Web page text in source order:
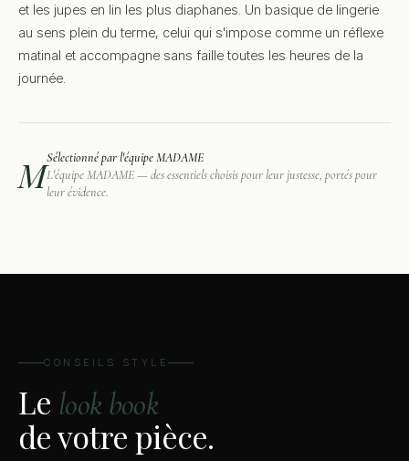
et les jupes en lin les plus diaphanes. Un basique de lingerie
au sens plein du terme, celui qui s'impose comme un réflexe
matinal et accompagne sans faille toutes les heures de la
journée.
MSélectionné par l'équipe MADAME
L'équipe MADAME — des essentiels choisis pour leur justesse, portés pour
leur évidence.
CONSEILS STYLE
Le look book
de votre pièce.